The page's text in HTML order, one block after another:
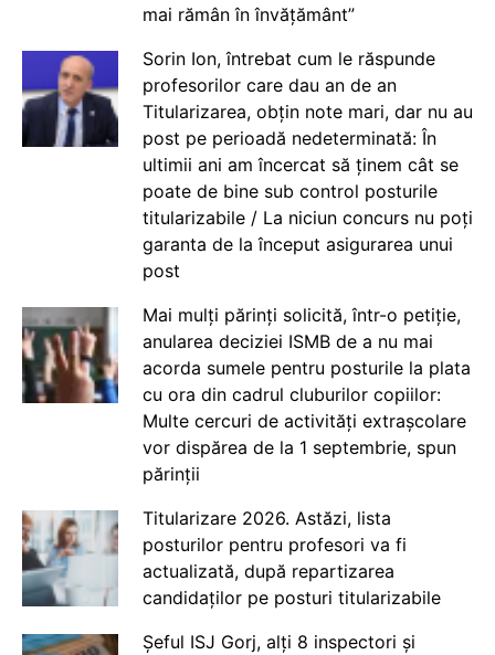
mai rămân în învățământ”
Sorin Ion, întrebat cum le răspunde
profesorilor care dau an de an
Titularizarea, obțin note mari, dar nu au
post pe perioadă nedeterminată: În
ultimii ani am încercat să ținem cât se
poate de bine sub control posturile
titularizabile / La niciun concurs nu poți
garanta de la început asigurarea unui
post
Mai mulți părinți solicită, într-o petiție,
anularea deciziei ISMB de a nu mai
acorda sumele pentru posturile la plata
cu ora din cadrul cluburilor copiilor:
Multe cercuri de activități extrașcolare
vor dispărea de la 1 septembrie, spun
părinții
Titularizare 2026. Astăzi, lista
posturilor pentru profesori va fi
actualizată, după repartizarea
candidaților pe posturi titularizabile
Șeful ISJ Gorj, alți 8 inspectori și